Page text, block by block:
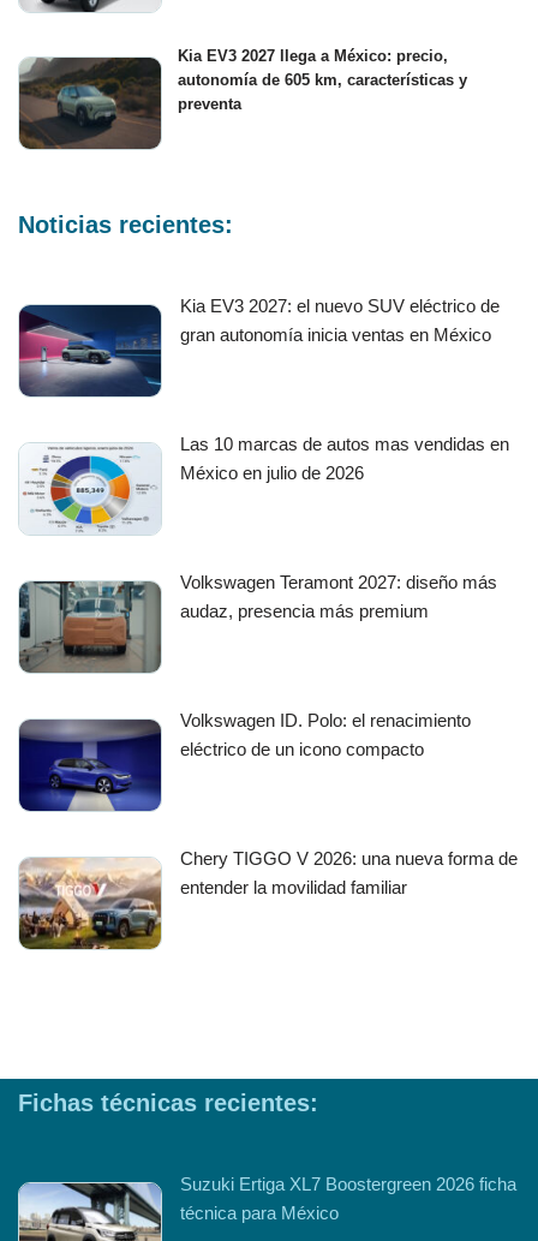
Kia EV3 2027 llega a México: precio,
autonomía de 605 km, características y
preventa
Noticias recientes:
Kia EV3 2027: el nuevo SUV eléctrico de
gran autonomía inicia ventas en México
Las 10 marcas de autos mas vendidas en
México en julio de 2026
Volkswagen Teramont 2027: diseño más
audaz, presencia más premium
Volkswagen ID. Polo: el renacimiento
eléctrico de un icono compacto
Chery TIGGO V 2026: una nueva forma de
entender la movilidad familiar
Fichas técnicas recientes:
Suzuki Ertiga XL7 Boostergreen 2026 ficha
técnica para México